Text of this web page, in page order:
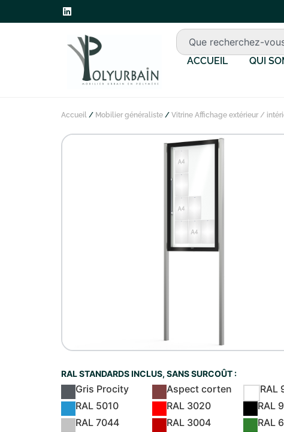
ACCUEIL QUI
Accueil / Mobilier généraliste / Vitrine Affichage extérieur /
RAL STANDARDS INCLUS, SANS SURCOÛT :
Gris Procity Aspect corten
RAL
RAL 5010
RAL 3020
RAL
RAL 7044
RAL 3004
RAL